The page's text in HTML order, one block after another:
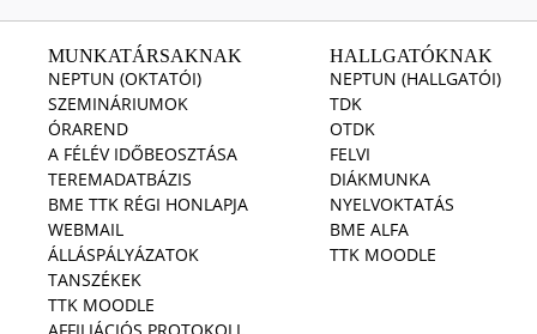
MUNKATÁRSAKNAK
NEPTUN (OKTATÓI)
SZEMINÁRIUMOK
ÓRAREND
A FÉLÉV IDŐBEOSZTÁSA
TEREMADATBÁZIS
BME TTK RÉGI HONLAPJA
WEBMAIL
ÁLLÁSPÁLYÁZATOK
TANSZÉKEK
TTK MOODLE
HALLGATÓKNAK
NEPTUN (HALLGATÓI)
TDK
OTDK
FELVI
DIÁKMUNKA
NYELVOKTATÁS
BME ALFA
TTK MOODLE